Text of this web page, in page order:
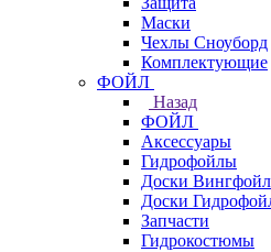
Маски
Чехлы Сноуборд
Комплектующие
ФОЙЛ
Назад
ФОЙЛ
Аксессуары
Гидрофойлы
Доски Вингфойл
Доски
Запчасти
Гидрокостюмы